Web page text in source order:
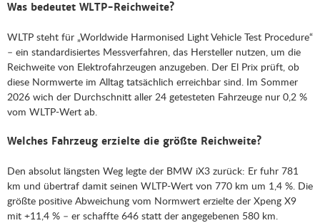
Was bedeutet WLTP-Reichweite?
WLTP steht für „Worldwide Harmonised Light Vehicle Test Procedure“
– ein standardisiertes Messverfahren, das Hersteller nutzen, um die
Reichweite von Elektrofahrzeugen anzugeben. Der El Prix prüft, ob
diese Normwerte im Alltag tatsächlich erreichbar sind. Im Sommer
2026 wich der Durchschnitt aller 24 getesteten Fahrzeuge nur 0,2 %
vom WLTP-Wert ab.
Welches Fahrzeug erzielte die größte Reichweite?
Den absolut längsten Weg legte der BMW iX3 zurück: Er fuhr 781
km und übertraf damit seinen WLTP-Wert von 770 km um 1,4 %. Die
größte positive Abweichung vom Normwert erzielte der Xpeng X9
mit +11,4 % – er schaffte 646 statt der angegebenen 580 km.